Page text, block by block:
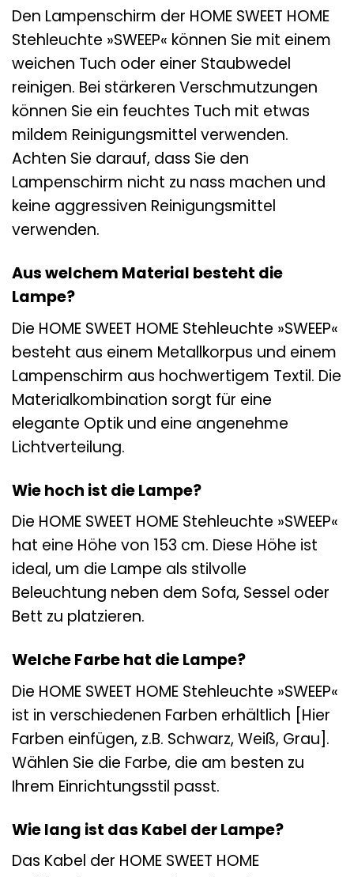
Den Lampenschirm der HOME SWEET HOME
Stehleuchte »SWEEP« können Sie mit einem
weichen Tuch oder einer Staubwedel
reinigen. Bei stärkeren Verschmutzungen
können Sie ein feuchtes Tuch mit etwas
mildem Reinigungsmittel verwenden.
Achten Sie darauf, dass Sie den
Lampenschirm nicht zu nass machen und
keine aggressiven Reinigungsmittel
verwenden.
Aus welchem Material besteht die
Lampe?
Die HOME SWEET HOME Stehleuchte »SWEEP«
besteht aus einem Metallkorpus und einem
Lampenschirm aus hochwertigem Textil. Die
Materialkombination sorgt für eine
elegante Optik und eine angenehme
Lichtverteilung.
Wie hoch ist die Lampe?
Die HOME SWEET HOME Stehleuchte »SWEEP«
hat eine Höhe von 153 cm. Diese Höhe ist
ideal, um die Lampe als stilvolle
Beleuchtung neben dem Sofa, Sessel oder
Bett zu platzieren.
Welche Farbe hat die Lampe?
Die HOME SWEET HOME Stehleuchte »SWEEP«
ist in verschiedenen Farben erhältlich [Hier
Farben einfügen, z.B. Schwarz, Weiß, Grau].
Wählen Sie die Farbe, die am besten zu
Ihrem Einrichtungsstil passt.
Wie lang ist das Kabel der Lampe?
Das Kabel der HOME SWEET HOME